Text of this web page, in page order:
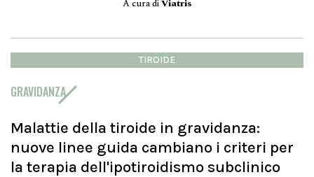
A cura diViatris
TIROIDE
GRAVIDANZA
Malattie della tiroide in gravidanza:
nuove linee guida cambiano i criteri per
la terapia dell'ipotiroidismo subclinico